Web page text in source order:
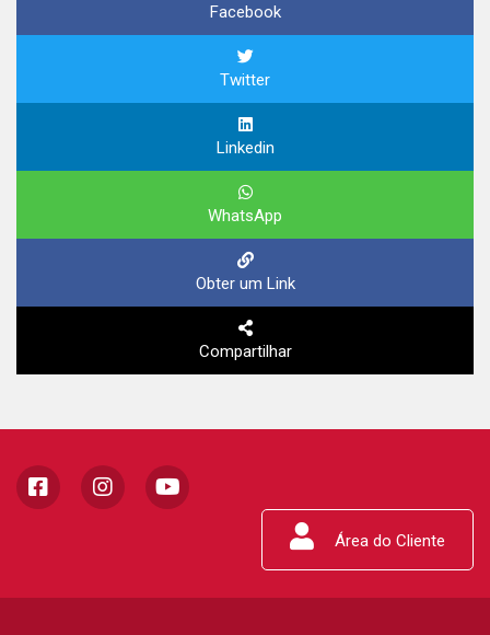
Facebook
Twitter
Linkedin
WhatsApp
Obter um Link
Compartilhar
Área do Cliente